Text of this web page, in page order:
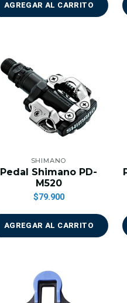
AGREGAR AL CARRITO
SHIMANO
Pedal Shimano PD-
M520
$79.900
AGREGAR AL CARRITO